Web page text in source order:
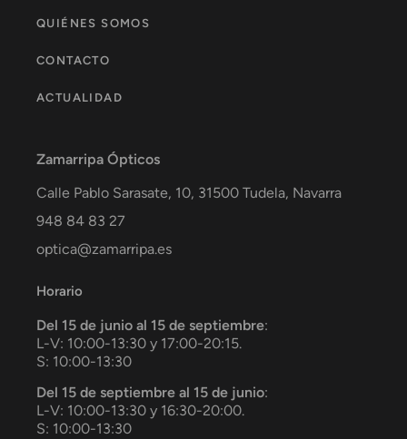
QUIÉNES SOMOS
CONTACTO
ACTUALIDAD
Zamarripa Ópticos
Calle Pablo Sarasate, 10, 31500 Tudela, Navarra
948 84 83 27
optica@zamarripa.es
Horario
Del 15 de junio al 15 de septiembre:
L-V: 10:00-13:30 y 17:00-20:15.
S: 10:00-13:30
Del 15 de septiembre al 15 de junio:
L-V: 10:00-13:30 y 16:30-20:00.
S: 10:00-13:30